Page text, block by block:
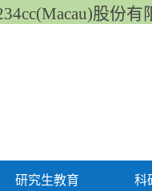
股份
研究生教育 科